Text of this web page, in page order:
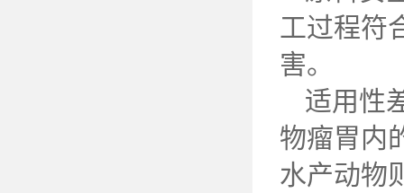
工过程符
害。
适用性
物瘤胃内
水产动物